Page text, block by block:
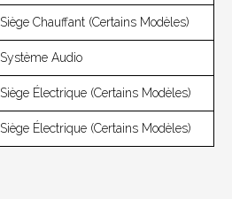
Siège Chauffant (Certains Modèles)
Système Audio
Siège Électrique (Certains Modèles)
Siège Électrique (Certains Modèles)